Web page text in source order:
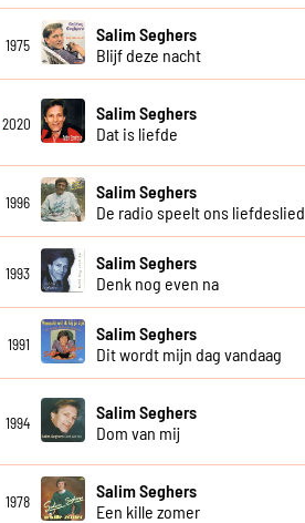
1975
Salim Seghers
Blijf deze nacht
2020
Salim Seghers
Dat is liefde
1996
Salim Seghers
De radio speelt ons liefdeslied
1993
Salim Seghers
Denk nog even na
1991
Salim Seghers
Dit wordt mijn dag vandaag
1994
Salim Seghers
Dom van mij
1978
Salim Seghers
Een kille zomer